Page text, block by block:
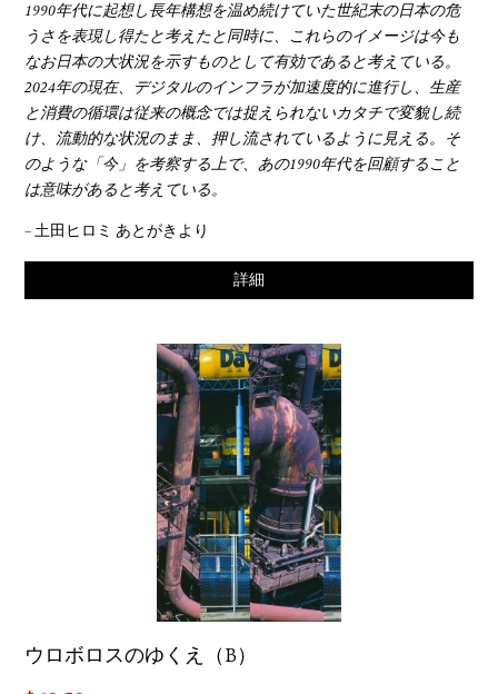
1990年代に起想し長年構想を温め続けていた世紀末の日本の危
うさを表現し得たと考えたと同時に、これらのイメージは今も
なお日本の大状況を示すものとして有効であると考えている。
2024年の現在、デジタルのインフラが加速度的に進行し、生産
と消費の循環は従来の概念では捉えられないカタチで変貌し続
け、流動的な状況のまま、押し流されているように見える。そ
のような「今」を考察する上で、あの1990年代を回顧すること
は意味があると考えている。
– 土田ヒロミ あとがきより
詳細
ウロボロスのゆくえ（B）